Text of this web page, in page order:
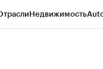
Недвижимость